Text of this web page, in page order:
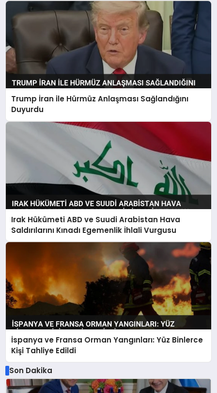
Trump İran ile Hürmüz Anlaşması Sağlandığını
Duyurdu
Irak Hükümeti ABD ve Suudi Arabistan Hava
Saldırılarını Kınadı Egemenlik İhlali Vurgusu
İspanya ve Fransa Orman Yangınları: Yüz Binlerce
Kişi Tahliye Edildi
Son Dakika